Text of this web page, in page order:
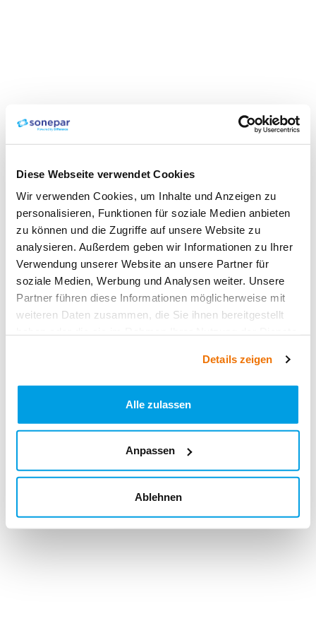
Diese Webseite verwendet Cookies
Wir verwenden Cookies, um Inhalte und Anzeigen zu
personalisieren, Funktionen für soziale Medien anbieten
zu können und die Zugriffe auf unsere Website zu
analysieren. Außerdem geben wir Informationen zu Ihrer
Verwendung unserer Website an unsere Partner für
soziale Medien, Werbung und Analysen weiter. Unsere
Partner führen diese Informationen möglicherweise mit
weiteren Daten zusammen, die Sie ihnen bereitgestellt
Details zeigen
Alle zulassen
Anpassen
Ablehnen